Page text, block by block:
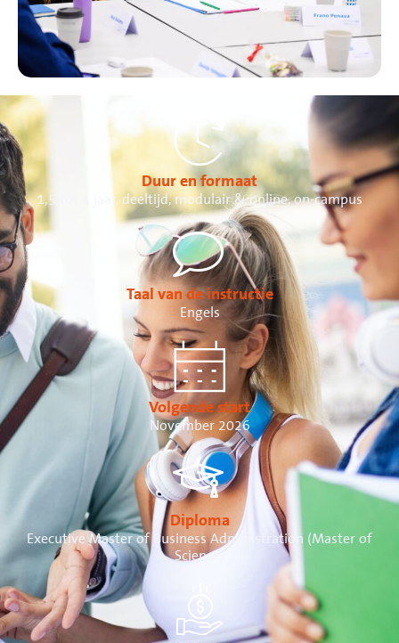
Duur en formaat
1,5 tot 4 jaar, deeltijd, modulair & online, on-campus
Taal van de instructie
Engels
Volgende start
November 2026
Diploma
Executive Master of Business Administration (Master of
Science)